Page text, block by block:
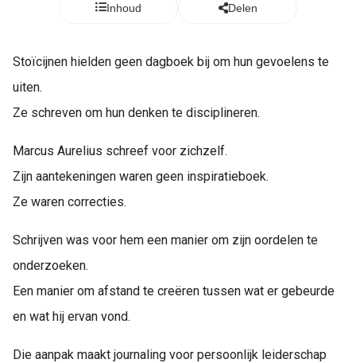
Inhoud Delen
Stoïcijnen hielden geen dagboek bij om hun gevoelens te
uiten.
Ze schreven om hun denken te disciplineren.
Marcus Aurelius schreef voor zichzelf.
Zijn aantekeningen waren geen inspiratieboek.
Ze waren correcties.
Schrijven was voor hem een manier om zijn oordelen te
onderzoeken.
Een manier om afstand te creëren tussen wat er gebeurde
en wat hij ervan vond.
Die aanpak maakt journaling voor persoonlijk leiderschap
te
over
op
te